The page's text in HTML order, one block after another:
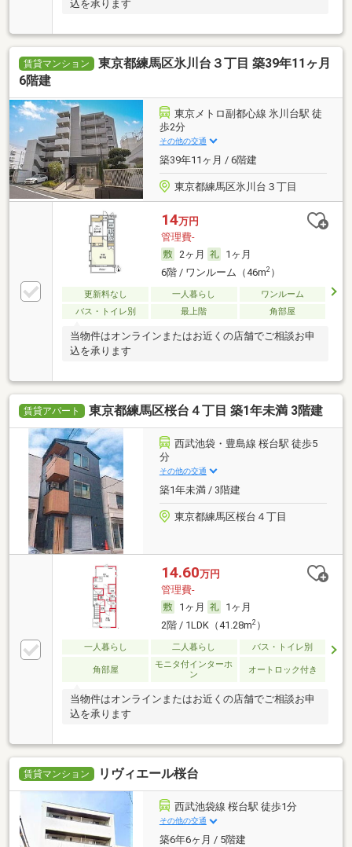
込を承ります
賃貸マンション
東京都練馬区氷川台３丁目 築39年11ヶ月
6階建
東京メトロ副都心線 氷川台駅 徒
歩2分
その他の交通
築39年11ヶ月 / 6階建
東京都練馬区氷川台３丁目
14万円
管理費-
2ヶ月
1ヶ月
6階 / ワンルーム（46m2）
更新料なし 一人暮らし
ワンルーム
バス・トイレ別
最上階 角部屋
当物件はオンラインまたはお近くの店舗でご相談お申
込を承ります
賃貸アパート 東京都練馬区桜台４丁目 築1年未満 3階建
西武池袋・豊島線 桜台駅 徒歩5
分
その他の交通
築1年未満 / 3階建
東京都練馬区桜台４丁目
14.60万円
管理費-
1ヶ月
1ヶ月
2階 / 1LDK（41.28m2）
一人暮らし 二人暮らし バス・トイレ別
角部屋
モニタ付インターホ
ン
オートロック付き
当物件はオンラインまたはお近くの店舗でご相談お申
込を承ります
賃貸マンション リヴィエール桜台
西武池袋線 桜台駅 徒歩1分
その他の交通
築6年6ヶ月 / 5階建